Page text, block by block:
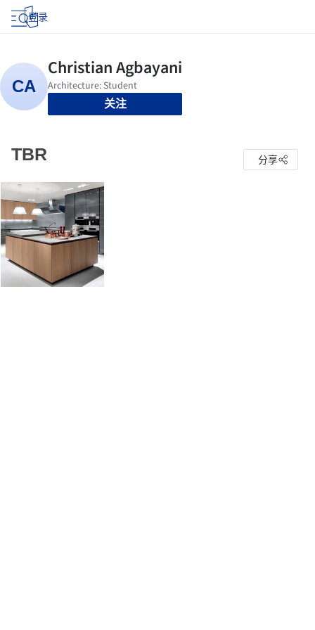
登录
关注
TBR 分享